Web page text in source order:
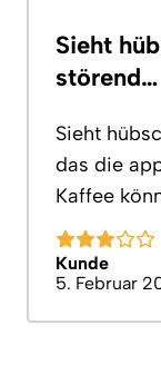
Sieht
störend…
Sieht
das die
Kaffee
Kunde
5. Februar